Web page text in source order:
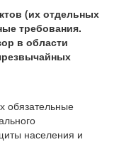
(их отдельных
требования.
в области
обязательные
населения и